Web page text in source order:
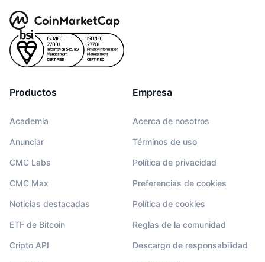
Productos
Academia
Anunciar
CMC Labs
CMC Max
Noticias destacadas
ETF de Bitcoin
Cripto API
Empresa
Acerca de nosotros
Términos de uso
Política de privacidad
Preferencias de cookies
Política de cookies
Reglas de la comunidad
Descargo de responsabilidad